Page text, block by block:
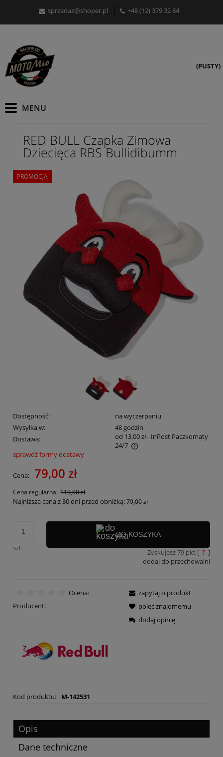
sprzedaz@shoper.pl +48 (12) 379 32 84
(PUSTY)
RED BULL Czapka Zimowa
Dziecięca RBS Bullidibumm
PROMOCJA
Dostępność:
na wyczerpaniu
Wysyłka w:
48 godzin
Dostawa:
od 13,00 zł- InPost Paczkomaty
24/7
Cena nie zawiera ewentualnych kosztów płatności
sprawdź formy dostawy
Cena: 79,00 zł
Cena regularna: 119,00 zł
Najniższa cena z 30 dni przed obniżką:79,00 zł
szt.
DO KOSZYKA
Zyskujesz79pkt [ ? ]
dodaj do przechowalni
Ocena:
Producent:
Kod produktu: M-142531
zapytaj o produkt
poleć znajomemu
dodaj opinię
Opis
Dane techniczne